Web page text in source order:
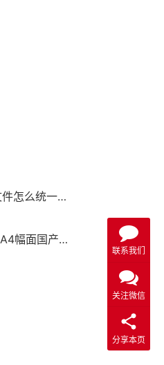
哲林高拍仪如何自定义文件名?扫描文件怎么统一命名?
哲林LP860高拍仪评测 | 1300万像素A4幅面国产化扫描利器
联系我们
关注微信
分享本页